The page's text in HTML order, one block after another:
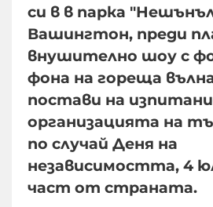
си в в парка
Вашингтон, преди
внушително шоу с
фона на гореща
постави на
организацията на
по случай Деня на
независимостта, 4
част от страната.